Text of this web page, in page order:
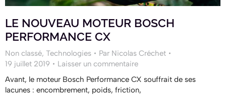
LE NOUVEAU MOTEUR BOSCH
PERFORMANCE CX
Non classé, Technologies Par Nicolas Créchet
19 juillet 2019
Laisser un commentaire
Avant, le moteur Bosch Performance CX souffrait de ses
lacunes : encombrement, poids, friction,